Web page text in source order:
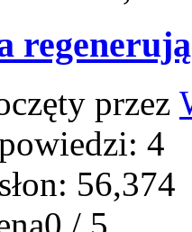
przez
4
56,374